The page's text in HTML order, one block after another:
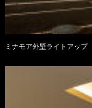
ミナモア外壁ライトアップ